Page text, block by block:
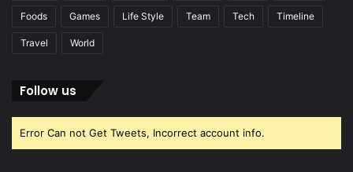
Foods Games Life Style Team Tech Timeline
Travel World
Follow us
Error Can not Get Tweets, Incorrect account info.